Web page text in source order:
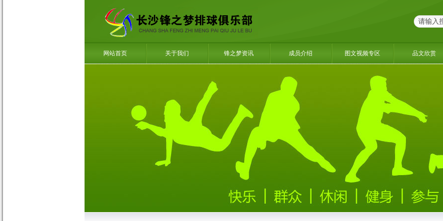
网站首页 关于我们 锋之梦资讯 成员介绍 图文视频专区 品文欣赏